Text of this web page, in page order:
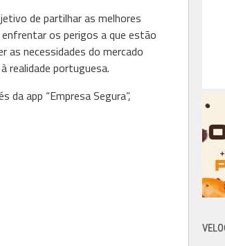
de partilhar as melhores
os perigos a que estão
as necessidades do mercado
realidade portuguesa.
da app “Empresa Segura”,